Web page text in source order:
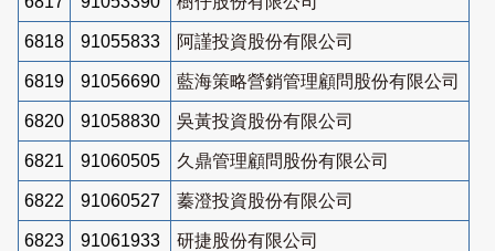
6818 91055833 阿謹投資股份有限公司
6819 91056690 藍海策略營銷管理顧問股份有限公司
6820 91058830 吳黃投資股份有限公司
6821 91060505 久鼎管理顧問股份有限公司
6822 91060527 蓁澄投資股份有限公司
6823 91061933 研捷股份有限公司